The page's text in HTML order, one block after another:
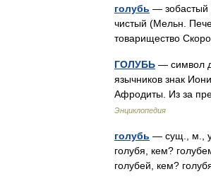
голубь — зобастый
чистый (Мельн.
товарищество
ГОЛУБЬ — символ
язычников знак
Афродиты. Из за
Энциклопедия
голубь — сущ., м.,
голубя, кем?
голубей, кем?